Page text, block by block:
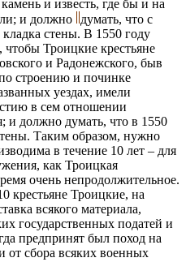
и известь, где бы и на
и должно
думать, что с
стены. В 1550 году
Троицкие крестьяне
и Радонежского, быв
строению и починке
уездах, имели
в сем отношении
и должно думать, что в 1550
Таким образом, нужно
в течение 10 лет – для
как Троицкая
очень непродолжительное.
крестьяне Троицкие, на
всякого материала,
государственных податей и
предпринят был поход на
сбора всяких военных